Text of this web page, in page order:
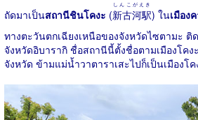
ถัดมาเป็นสถานีชินโคงะ (新古河駅
しんこがえき
) ในเมือง
ทางตะวันตกเฉียงเหนือของจังหวัดไซตามะ ติ
จังหวัดอิบารากิ ชื่อสถานีนี้ตั้งชื่อตามเมืองโคง
จังหวัด ข้ามแม่น้ำวาตาราเสะไปก็เป็นเมืองโ